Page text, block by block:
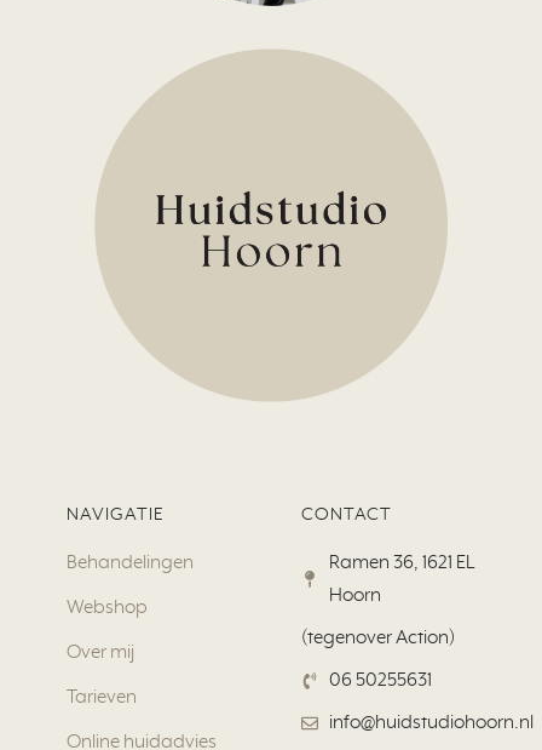
NAVIGATIE
Behandelingen
Webshop
Over mij
Tarieven
Online huidadvies
CONTACT
Ramen 36, 1621 EL
Hoorn
(tegenover Action)
06 50255631
info@huidstudiohoorn.nl